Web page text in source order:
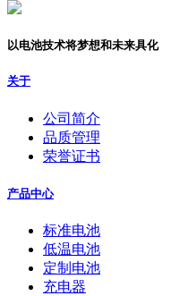
以电池技术将梦想和未来具化
关于
公司简介
品质管理
荣誉证书
产品中心
标准电池
低温电池
定制电池
充电器